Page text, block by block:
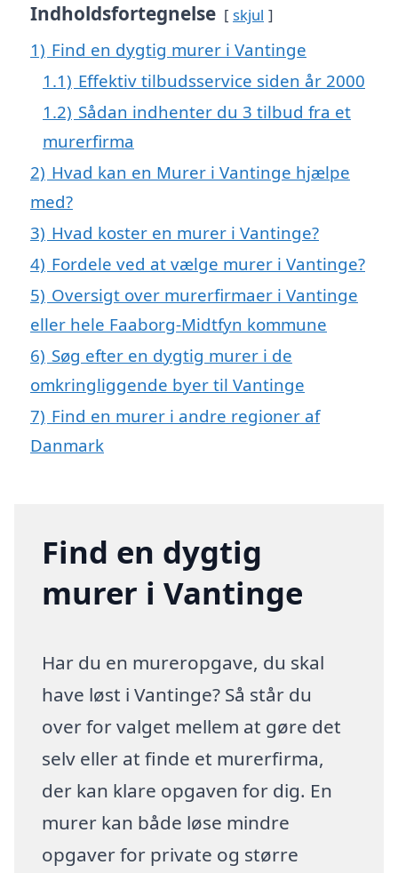
Indholdsfortegnelse skjul
1) Find en dygtig murer i Vantinge
1.1) Effektiv tilbudsservice siden år 2000
1.2) Sådan indhenter du 3 tilbud fra et
murerfirma
2) Hvad kan en Murer i Vantinge hjælpe
med?
3) Hvad koster en murer i Vantinge?
4) Fordele ved at vælge murer i Vantinge?
5) Oversigt over murerfirmaer i Vantinge
eller hele Faaborg-Midtfyn kommune
6) Søg efter en dygtig murer i de
omkringliggende byer til Vantinge
7) Find en murer i andre regioner af
Danmark
Find en dygtig
murer i Vantinge
Har du en mureropgave, du skal
have løst i Vantinge? Så står du
over for valget mellem at gøre det
selv eller at finde et murerfirma,
der kan klare opgaven for dig. En
murer kan både løse mindre
opgaver for private og større